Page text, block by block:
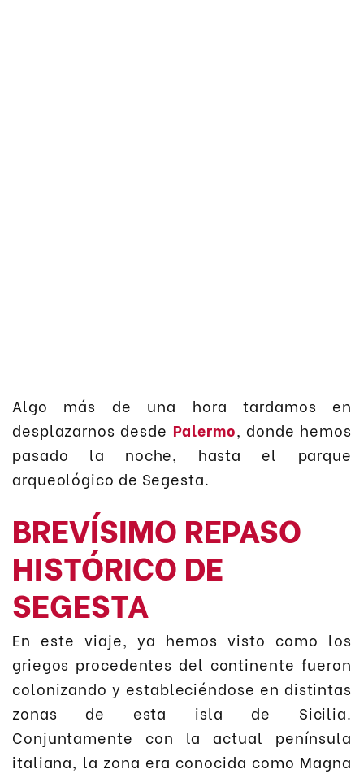
Algo más de una hora tardamos en
desplazarnos desde Palermo, donde hemos
pasado la noche, hasta el parque
arqueológico de Segesta.
BREVÍSIMO REPASO
HISTÓRICO DE
SEGESTA
En este viaje, ya hemos visto como los
griegos procedentes del continente fueron
colonizando y estableciéndose en distintas
zonas de esta isla de Sicilia.
Conjuntamente con la actual península
italiana, la zona era conocida como Magna